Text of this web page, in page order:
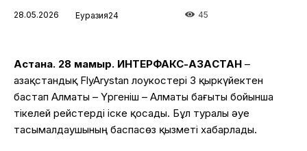
28.05.2026 Еуразия24 45
Астана. 28 мамыр. ИНТЕРФАКС-ҚАЗАҚСТАН –
Қазақстандық FlyArystan лоукостері 3 қыркүйектен
бастап Алматы – Үргеніш – Алматы бағыты бойынша
тікелей рейстерді іске қосады. Бұл туралы әуе
тасымалдаушының баспасөз қызметі хабарлады.